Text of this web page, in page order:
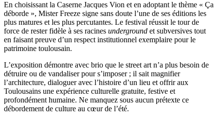
En choisissant la Caserne Jacques Vion et en adoptant le thème « Ça
déborde », Mister Freeze signe sans doute l’une de ses éditions les
plus matures et les plus percutantes. Le festival réussit le tour de
force de rester fidèle à ses racines underground et subversives tout
en faisant preuve d’un respect institutionnel exemplaire pour le
patrimoine toulousain.
L’exposition démontre avec brio que le street art n’a plus besoin de
détruire ou de vandaliser pour s’imposer ; il sait magnifier
l’architecture, dialoguer avec l’histoire d’un lieu et offrir aux
Toulousains une expérience culturelle gratuite, festive et
profondément humaine. Ne manquez sous aucun prétexte ce
débordement de culture au cœur de l’été.